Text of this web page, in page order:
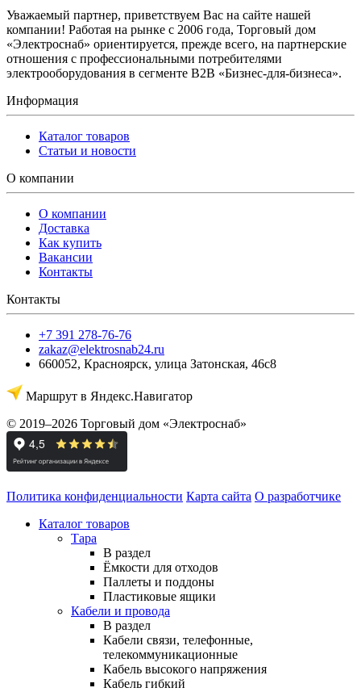
Уважаемый партнер, приветствуем Вас на сайте нашей
компании! Работая на рынке с 2006 года, Торговый дом
«Электроснаб» ориентируется, прежде всего, на партнерские
отношения с профессиональными потребителями
электрооборудования в сегменте B2B «Бизнес-для-бизнеса».
Информация
Каталог товаров
Статьи и новости
О компании
О компании
Доставка
Как купить
Вакансии
Контакты
Контакты
+7 391 278-76-76
zakaz@elektrosnab24.ru
660052, Красноярск, улица Затонская, 46с8
Маршрут в Яндекс.Навигатор
© 2019–2026 Торговый дом «Электроснаб»
Политика конфиденциальности Карта сайта О разработчике
Каталог товаров
Тара
В раздел
Ёмкости для отходов
Паллеты и поддоны
Пластиковые ящики
Кабели и провода
В раздел
Кабели связи, телефонные,
телекоммуникационные
Кабель высокого напряжения
Кабель гибкий